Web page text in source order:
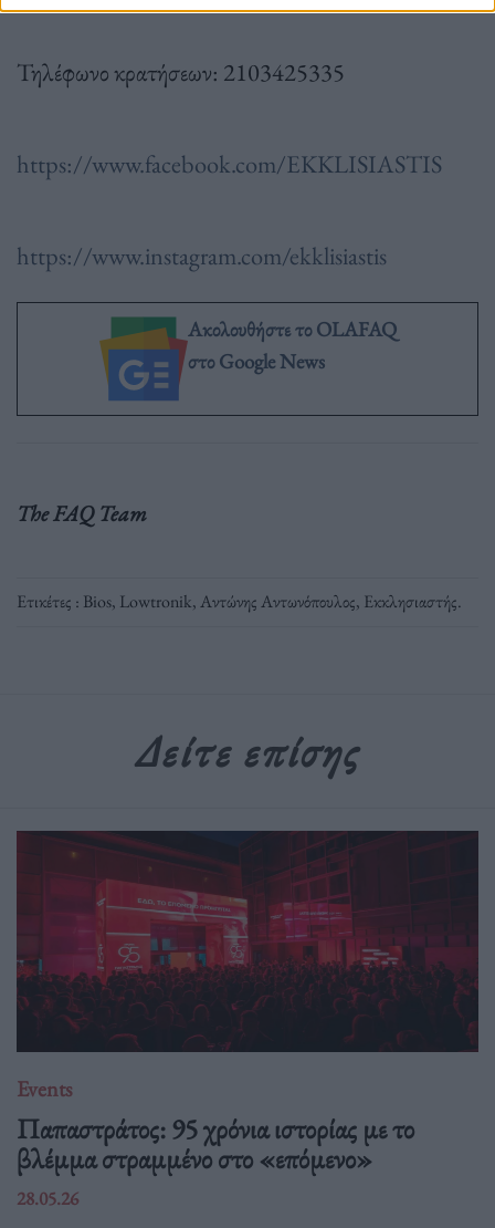
Τηλέφωνο κρατήσεων: 2103425335
https://www.facebook.com/EKKLISIASTIS
https://www.instagram.com/ekklisiastis
Ακολουθήστε το OLAFAQ
στο Google News
The FAQ Team
Ετικέτες : Bios, Lowtronik,Αντώνης Αντωνόπουλος, Εκκλησιαστής.
Δείτε επίσης
Events
Παπαστράτος: 95 χρόνια ιστορίας με το
βλέμμα στραμμένο στο «επόμενο»
28.05.26